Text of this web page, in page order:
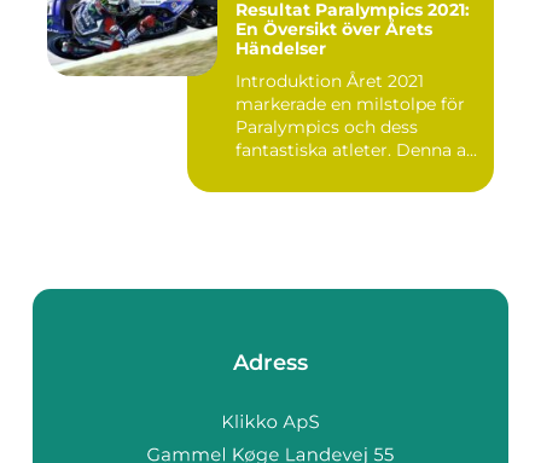
Resultat Paralympics 2021:
En Översikt över Årets
Händelser
Introduktion Året 2021
markerade en milstolpe för
Paralympics och dess
fantastiska atleter. Denna a...
Adress